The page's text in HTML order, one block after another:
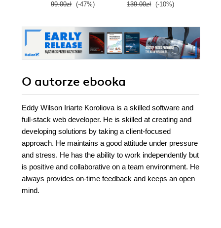
99.00zł (-47%) 139.00zł (-10%)
O autorze ebooka
Eddy Wilson Iriarte Koroliova is a skilled software and
full-stack web developer. He is skilled at creating and
developing solutions by taking a client-focused
approach. He maintains a good attitude under pressure
and stress. He has the ability to work independently but
is positive and collaborative on a team environment. He
always provides on-time feedback and keeps an open
mind.